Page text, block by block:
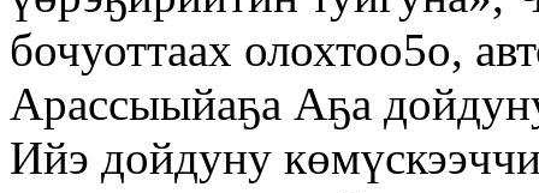
бочуоттаах олохтоо5о,
Арассыыйаҕа Аҕа
Ийэ дойдуну